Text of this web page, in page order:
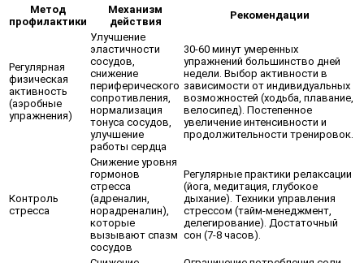
Метод
профилактики
Механизм
действия
Рекомендации
Регулярная
физическая
активность
(аэробные
упражнения)
Улучшение
эластичности
сосудов,
снижение
периферического
сопротивления,
нормализация
тонуса сосудов,
улучшение
работы сердца
30-60 минут умеренных
упражнений большинство дней
недели. Выбор активности в
зависимости от индивидуальных
возможностей (ходьба, плавание,
велосипед). Постепенное
увеличение интенсивности и
продолжительности тренировок.
Контроль
стресса
Снижение уровня
гормонов
стресса
(адреналин,
норадреналин),
которые
вызывают спазм
сосудов
Регулярные практики релаксации
(йога, медитация, глубокое
дыхание). Техники управления
стрессом (тайм-менеджмент,
делегирование). Достаточный
сон (7-8 часов).